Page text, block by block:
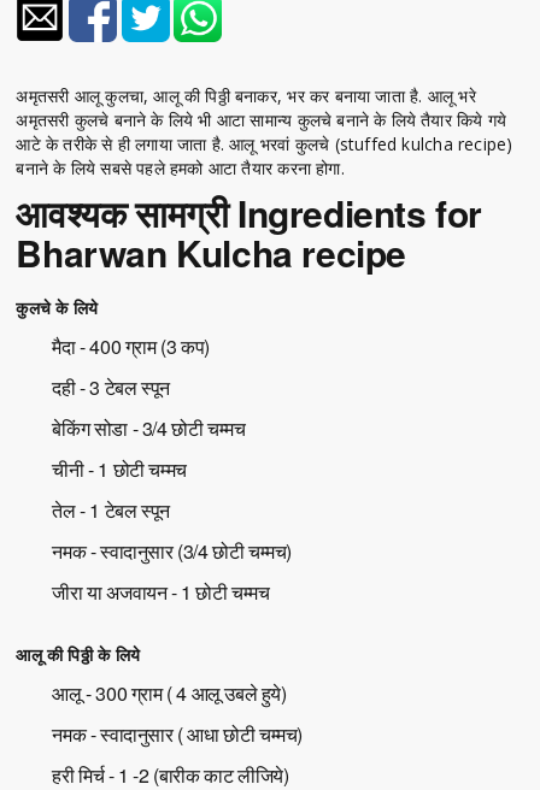
अमृतसरी आलू कुलचा, आलू की पिठ्ठी बनाकर, भर कर बनाया जाता है. आलू भरे
अमृतसरी कुलचे बनाने के लिये भी आटा सामान्य कुलचे बनाने के लिये तैयार किये गये
आटे के तरीके से ही लगाया जाता है. आलू भरवां कुलचे (stuffed kulcha recipe)
बनाने के लिये सबसे पहले हमको आटा तैयार करना होगा.
आवश्यक सामग्री Ingredients for
Bharwan Kulcha recipe
कुलचे के लिये
मैदा - 400 ग्राम (3 कप)
दही - 3 टेबल स्पून
बेकिंग सोडा - 3/4 छोटी चम्मच
चीनी - 1 छोटी चम्मच
तेल - 1 टेबल स्पून
नमक - स्वादानुसार (3/4 छोटी चम्मच)
जीरा या अजवायन - 1 छोटी चम्मच
आलू की पिठ्ठी के लिये
आलू - 300 ग्राम ( 4 आलू उबले हुये)
नमक - स्वादानुसार ( आधा छोटी चम्मच)
हरी मिर्च - 1 -2 (बारीक काट लीजिये)